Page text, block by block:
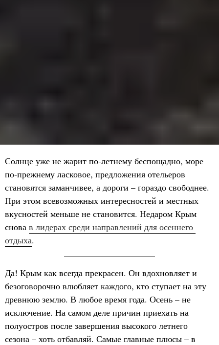
Солнце уже не жарит по-летнему беспощадно, море
по-прежнему ласковое, предложения отельеров
становятся заманчивее, а дороги – гораздо свободнее.
При этом всевозможных интересностей и местных
вкусностей меньше не становится. Недаром Крым
снова в лидерах среди направлений для осеннего
отдыха.
Да! Крым как всегда прекрасен. Он вдохновляет и
безоговорочно влюбляет каждого, кто ступает на эту
древнюю землю. В любое время года. Осень – не
исключение. На самом деле причин приехать на
полуостров после завершения высокого летнего
сезона – хоть отбавляй. Самые главные плюсы – в